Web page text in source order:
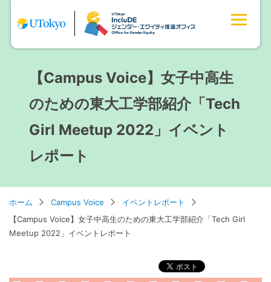
【Campus Voice】女子中高生
のための東大工学部紹介「Tech
Girl Meetup 2022」イベント
レポート
ホーム Campus Voice
イベントレポート
【Campus Voice】女子中高生のための東大工学部紹介「Tech Girl
Meetup 2022」イベントレポート